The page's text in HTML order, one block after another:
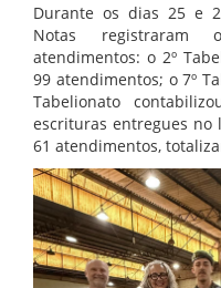
Durante os dias 25 e
Notas registraram
atendimentos: o 2º
99 atendimentos; o 7º
Tabelionato
escrituras entregues no
61 atendimentos,